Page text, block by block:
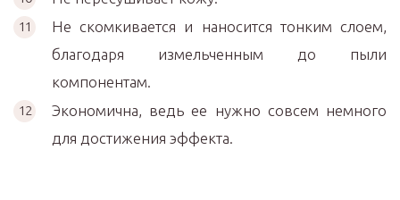
Не скомкивается и наносится тонким слоем,
благодаря измельченным до пыли
компонентам.
Экономична, ведь ее нужно совсем немного
для достижения эффекта.